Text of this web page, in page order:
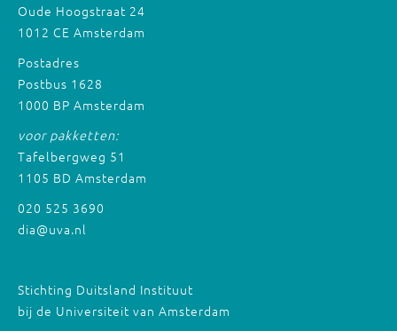
Oude Hoogstraat 24
1012 CE Amsterdam
Postadres
Postbus 1628
1000 BP Amsterdam
voor pakketten:
Tafelbergweg 51
1105 BD Amsterdam
020 525 3690
dia@uva.nl
Stichting Duitsland Instituut
bij de Universiteit van Amsterdam